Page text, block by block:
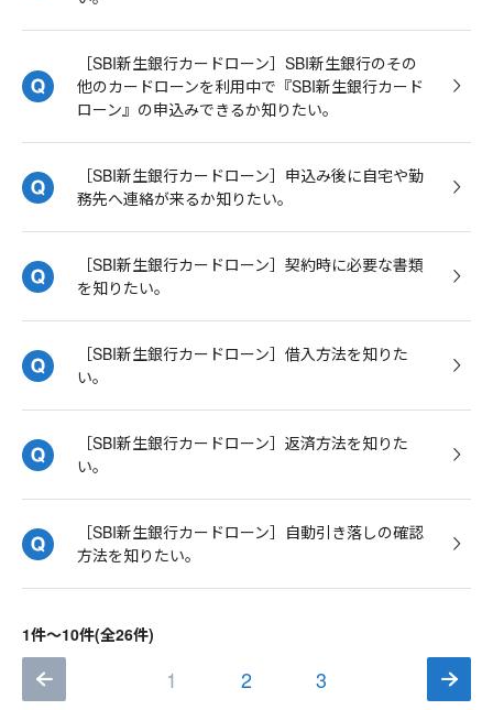
［SBI新生銀行カードローン］SBI新生銀行のその
他のカードローンを利用中で『SBI新生銀行カード
ローン』の申込みできるか知りたい。
［SBI新生銀行カードローン］申込み後に自宅や勤
務先へ連絡が来るか知りたい。
［SBI新生銀行カードローン］契約時に必要な書類
を知りたい。
［SBI新生銀行カードローン］借入方法を知りた
い。
［SBI新生銀行カードローン］返済方法を知りた
い。
［SBI新生銀行カードローン］自動引き落しの確認
方法を知りたい。
1件～10件(全26件)
1 2 3